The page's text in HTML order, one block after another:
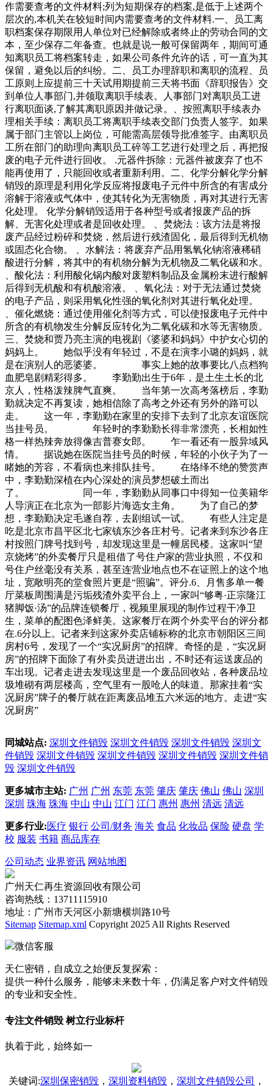
作需要查考的文件材料;列为短期保存的档案,是低于上述两个
层次的,本机关在较短时间内需要查考的文件材料.一、员工离
职档案保存期限用人单位对已经解除或者终止的劳动合同的文
本，至少保存二年备查。也就是说一般可保留两年，期间可通
知离职员工将档案转走，如果公司条件允许的话，可一直为其
保留，避免以后的纠纷。二、员工办理辞职和离职的流程、员
工原则上应提前三十天试用期提前三天将书面《辞职报告》交
到单位人事部门,并领取离职手续表。人事部门对离职员工进
行离职面谈,了解其离职原因并做记录。、按照离职手续表办
理相关手续：离职员工将离职手续表交部门负责人签字。如果
属于部门主管以上岗位，可能需高层领导批准签字。由离职员
工所在部门的助理向离职员工碎等工艺进行处理之后，再把报
废的电子元件进行回收。 .元器件拆除：元器件被废弃了也不
能再使用了，只能回收或者重新利用。二、化学分解化学分解
销毁的原理是利用化学反应将报废电子元件中所含的有害成分
溶解于溶液或气体中，使其转化为无害物质，再对其进行无害
化处理。 化学分解销毁适用于各种型号或者报废产品的拆
解、无害化处理或者是回收处理。 、焚烧法：该方法是将报
废产品经过粉碎和焚烧，然后进行残渣固化，最后得到无机物
或固态化合物。 、水解法：将废弃产品用氢氧化钠溶液稀硝
酸进行分解，将其中的有机物分解为无机物及二氧化碳和水。
、酸化法：利用酸化锅内酸对废塑料制品及金属粉末进行酸解
后得到无机酸和有机酸溶液。 、氧化法：对于无法通过焚烧
的电子产品，则采用氧化性强的氧化剂对其进行氧化处理。
、催化燃烧：通过使用催化剂等方式，可以使报废电子元件中
所含的有机物发生分解反应转化为二氧化碳和水等无害物质。
三、焚烧和贾乃亮主演的电视剧《婆婆和妈妈》中护女心切的
妈妈上。 她似乎没有年轻过，不是在演李小璐的妈妈，就
是在演别人的恶婆婆。 事实上她的故事要比八点档狗
血肥皂剧精彩得多。 李勤勤出生于6年，是土生土长的北
京人，性格泼辣脾气直爽。 当年第一次高考落榜后，李勤
勤就决定不再复读，她相信除了高考之外还有另外的路可以
走。 这一年，李勤勤在家里的安排下去到了北京友谊医院
当挂号员。 年轻时的李勤勤长得非常漂亮，长相如性
格一样热辣奔放得像吉普赛女郎。 乍一看还有一股异域风
情。 据说她在医院当挂号员的时候，年轻的小伙子为了一
睹她的芳容，不看病也来排队挂号。 在络绎不绝的赞赏声
中，李勤勤深植在内心深处的演员梦想破土而出
了。 同一年，李勤勤从同事口中得知一位美籍华
人导演正在北京为一部影片海选女主角。 为了自己的梦
想，李勤勤决定毛遂自荐，去剧组试一试。 有些人注定是
吃是北京市昌平区北七家镇东沙各庄村号。记者来到东沙各庄
村按照门牌号找到号，却发现这里是一幢居民楼。这家叫“望
京烧烤”的外卖餐厅只是租借了号住户家的营业执照，不仅和
号住户丝毫没有关系，甚至连营业地点也不在证照上的这个地
址，宽敞明亮的堂食照片更是“照骗”。评分.6、月售多单一餐
厅菜板周围满是污垢残渣外卖平台上，一家叫“够粤·正宗隆江
猪脚饭·汤”的品牌连锁餐厅，视频里展现的制作过程干净卫
生，菜单的配图色泽鲜美。这家餐厅在两个外卖平台的评分都
在.6分以上。记者来到这家外卖店铺标称的北京市朝阳区三间
房村6号，发现了一个“实况厨房”的招牌。奇怪的是，“实况厨
房”的招牌下面除了有外卖员进进出出，不时还有运送废品的
车出现。记者走进去发现这里是一个废品回收站，各种废品垃
圾堆砌有两层楼高，空气里有一股呛人的味道。那家挂着“实
况厨房”牌子的餐厅就在距离废品堆五六米远的地方。走进“实
况厨房”
同城站点: 深圳文件销毁 深圳文件销毁 深圳文件销毁 深圳文
件销毁 深圳文件销毁 深圳文件销毁 深圳文件销毁 深圳文件销
毁 深圳文件销毁
更多城市主站: 广州 广州 东莞 东莞 肇庆 肇庆 佛山 佛山 深圳
深圳 珠海 珠海 中山 中山 江门 江门 惠州 惠州 清远 清远
更多行业: 医疗 银行 公司/财务 海关 食品 化妆品 保险 硬盘 学
校 服装 书籍 商品库存
公司动态 业界资讯 网站地图
广州天仁再生资源回收有限公司
咨询热线：13711115910
地址：广州市天河区小新塘横圳路10号
Sitemap Sitemap.xml Copyright 2025 All Rights Reserved
微信客服
天仁密销，自成立之始便反复探索：
提供一种什么服务，能够未来数十年，仍满足客户对文件销毁
的专业和安全性。
专注文件销毁 树立行业标杆
执着于此，始终如一
关键词:深圳保密销毁 ， 深圳资料销毁 ， 深圳文件销毁公司 ，